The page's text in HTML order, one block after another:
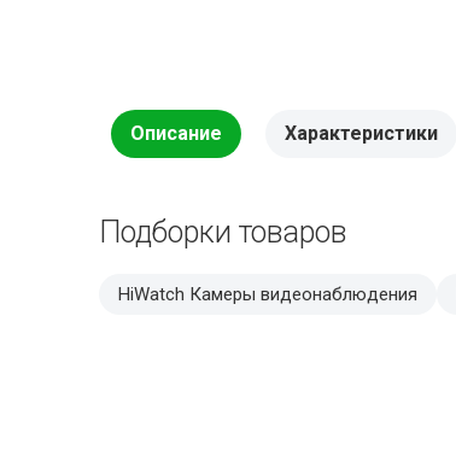
Описание Характеристики
Подборки товаров
HiWatch Камеры видеонаблюдения